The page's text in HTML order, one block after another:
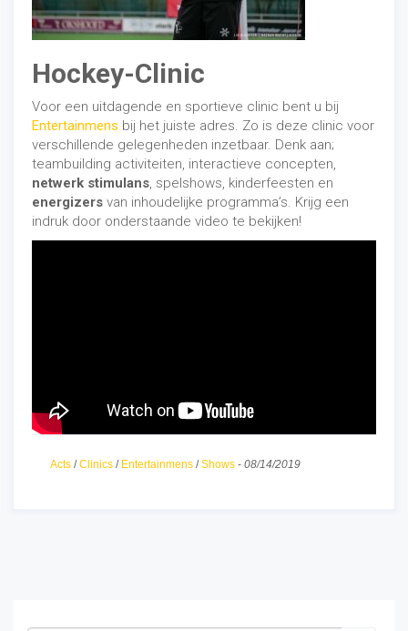
Hockey-Clinic
Voor een uitdagende en sportieve clinic bent u bij
Entertainmens bij het juiste adres. Zo is deze clinic voor
verschillende gelegenheden inzetbaar. Denk aan;
teambuilding activiteiten, interactieve concepten,
netwerk stimulans, spelshows, kinderfeesten en
energizers van inhoudelijke programma’s. Krijg een
indruk door onderstaande video te bekijken!
info@freestylerjosh.nl
Acts /Clinics / Entertainmens /Shows - 08/14/2019